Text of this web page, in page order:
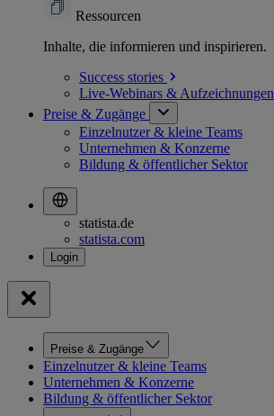
Ressourcen
Inhalte, die informieren und inspirieren.
Success stories
Live-Webinars & Aufzeichnungen
Preise & Zugänge
Einzelnutzer & kleine Teams
Unternehmen & Konzerne
Bildung & öffentlicher Sektor
statista.de
statista.com
Preise & Zugänge
Einzelnutzer & kleine Teams
Unternehmen & Konzerne
Bildung & öffentlicher Sektor